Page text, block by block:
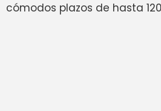
cómodos plazos de hasta